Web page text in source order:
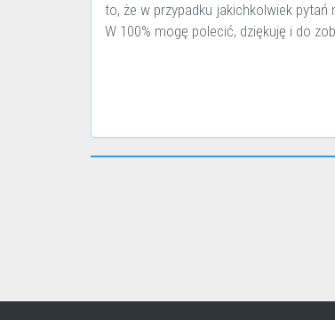
to, że w przypadku jakichkolwiek
W 100% mogę polecić, dziękuję i do